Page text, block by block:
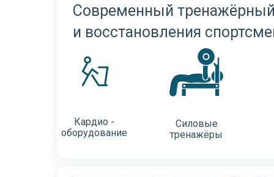
Современный
и восстановления
Кардио -
оборудование
Силовые
тренажёры